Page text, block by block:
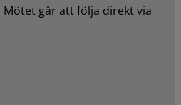
går att följa direkt via